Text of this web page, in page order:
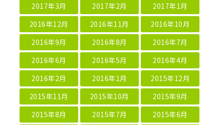
2017年3月
2017年2月
2017年1月
2016年12月
2016年11月
2016年10月
2016年9月
2016年8月
2016年7月
2016年6月
2016年5月
2016年4月
2016年2月
2016年1月
2015年12月
2015年11月
2015年10月
2015年9月
2015年8月
2015年7月
2015年6月